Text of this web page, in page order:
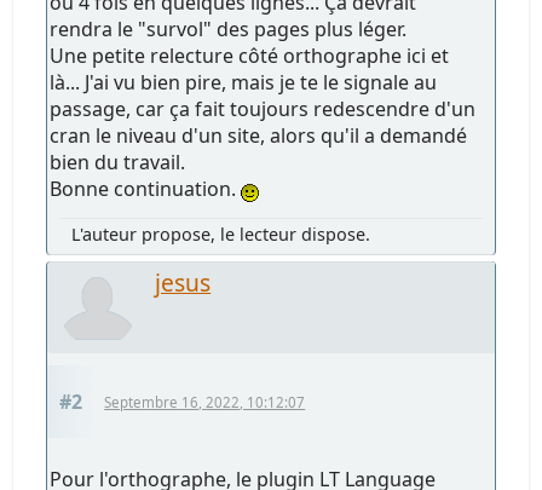
rendra le "survol" des pages plus léger.
Une petite relecture côté orthographe ici et
là... J'ai vu bien pire, mais je te le signale au
passage, car ça fait toujours redescendre d'un
cran le niveau d'un site, alors qu'il a demandé
bien du travail.
Bonne continuation.
L'auteur propose, le lecteur dispose.
jesus
#2 Septembre 16, 2022, 10:12:07
Pour l'orthographe, le plugin LT Language